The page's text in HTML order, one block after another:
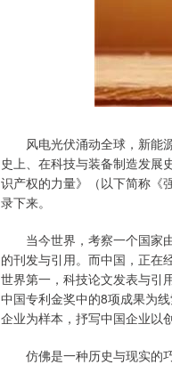
风电光伏涌动全球，新能源
史上、在科技与装备制造发
识产权的力量》（以下简称《
录下来。
当今世界，考察一个国家由
的刊发与引用。而中国，正在
世界第一，科技论文发表与引
中国专利金奖中的8项成果为
企业为样本，抒写中国企业以
仿佛是一种历史与现实的